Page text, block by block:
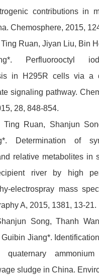
contributions in
Chemosphere, 2015,
Ruan, Jiyan Liu, Bin
Perfluorooctyl
in H295R cells via a
signaling pathway.
28, 848-854.
Ting Ruan, Shanjun
Determination of
relative metabolites in
river by high
electrospray mass
A, 2015, 1381, 13-21.
Song, Thanh
Jiang*.
quaternary
sludge in China.